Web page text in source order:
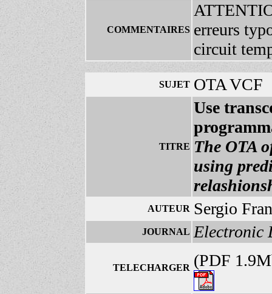
COMMENTAIRES erreurs
circuit
SUJET OTA VCF
TITRE
Use
The OTA
using
AUTEUR Sergio
JOURNAL Electronic
TELECHARGER (PDF